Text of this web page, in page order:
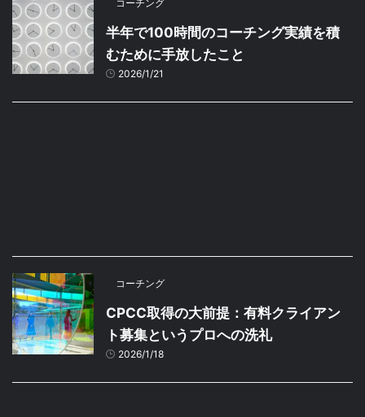
コーチング
半年で100時間のコーチング実績を積
むために手放したこと
2026/1/21
コーチング
CPCC取得の大前提：有料クライアン
ト募集というプロへの洗礼
2026/1/18